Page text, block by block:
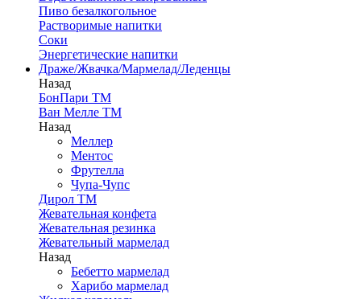
Пиво безалкогольное
Растворимые напитки
Соки
Энергетические напитки
Драже/Жвачка/Мармелад/Леденцы
Назад
БонПари ТМ
Ван Мелле ТМ
Назад
Меллер
Ментос
Фрутелла
Чупа-Чупс
Дирол ТМ
Жевательная конфета
Жевательная резинка
Жевательный мармелад
Назад
Бебетто мармелад
Харибо мармелад